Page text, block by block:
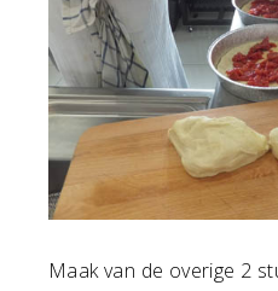
Maak van de overige 2